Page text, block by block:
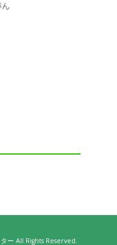
ー All Rights Reserved.